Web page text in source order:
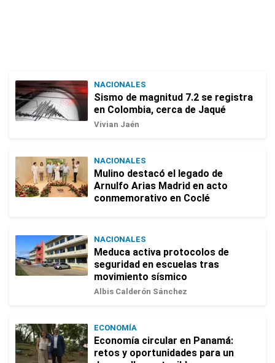
NACIONALES
Sismo de magnitud 7.2 se registra
en Colombia, cerca de Jaqué
Vivian Jaén
NACIONALES
Mulino destacó el legado de
Arnulfo Arias Madrid en acto
conmemorativo en Coclé
NACIONALES
Meduca activa protocolos de
seguridad en escuelas tras
movimiento sísmico
Albis Calderón Sánchez
ECONOMÍA
Economía circular en Panamá:
retos y oportunidades para un